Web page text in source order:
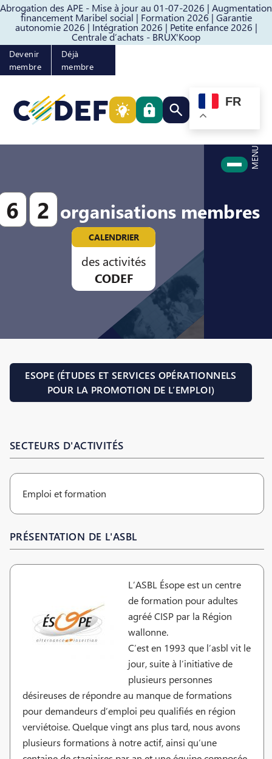
Abrogation des APE - Mise à jour au 01-07-2026 | Augmentation
financement Maribel social | Formation 2026 | Garantie
autonomie 2026 | Intégration 2026 | Petite enfance 2026 |
Centrale d’achats - BRUX'Koop
Passer au contenuPasser au pied de page
Devenir
membre
Déjà
membre
Rechercher quelque
FR
MENU
6 2 organisations membres
CALENDRIER
des activités
CODEF
ESOPE (ÉTUDES ET SERVICES OPÉRATIONNELS
POUR LA PROMOTION DE L’EMPLOI)
SECTEURS D'ACTIVITÉS
Emploi et formation
PRÉSENTATION DE L'ASBL
L’ASBL Ésope est un centre
de formation pour adultes
agréé CISP par la Région
wallonne.
C’est en 1993 que l’asbl vit le
jour, suite à l’initiative de
plusieurs personnes
désireuses de répondre au manque de formations
pour demandeurs d’emploi peu qualifiés en région
verviétoise. Quelque vingt ans plus tard, nous avons
plusieurs formations à notre actif, ainsi qu’une